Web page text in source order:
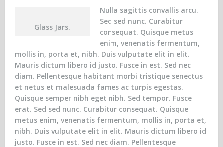
Glass Jars.
Nulla sagittis convallis arcu.
Sed sed nunc. Curabitur
consequat. Quisque metus
enim, venenatis fermentum,
mollis in, porta et, nibh. Duis vulputate elit in elit.
Mauris dictum libero id justo. Fusce in est. Sed nec
diam. Pellentesque habitant morbi tristique senectus
et netus et malesuada fames ac turpis egestas.
Quisque semper nibh eget nibh. Sed tempor. Fusce
erat. Sed sed nunc. Curabitur consequat. Quisque
metus enim, venenatis fermentum, mollis in, porta et,
nibh. Duis vulputate elit in elit. Mauris dictum libero id
justo. Fusce in est. Sed nec diam. Pellentesque